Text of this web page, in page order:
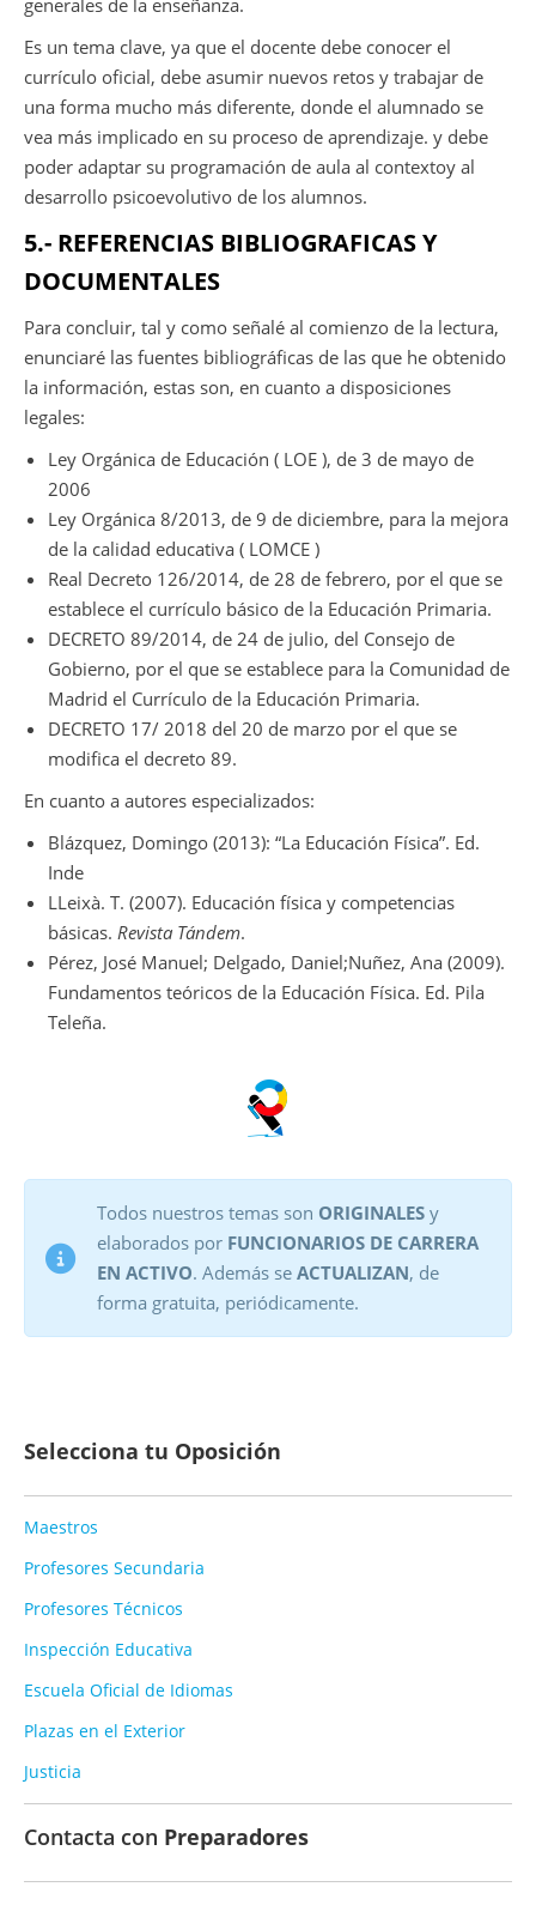
generales de la enseñanza.
Es un tema clave, ya que el docente debe conocer el
currículo oficial, debe asumir nuevos retos y trabajar de
una forma mucho más diferente, donde el alumnado se
vea más implicado en su proceso de aprendizaje. y debe
poder adaptar su programación de aula al contextoy al
desarrollo psicoevolutivo de los alumnos.
5.- REFERENCIAS BIBLIOGRAFICAS Y
DOCUMENTALES
Para concluir, tal y como señalé al comienzo de la lectura,
enunciaré las fuentes bibliográficas de las que he obtenido
la información, estas son, en cuanto a disposiciones
legales:
Ley Orgánica de Educación ( LOE ), de 3 de mayo de
2006
Ley Orgánica 8/2013, de 9 de diciembre, para la mejora
de la calidad educativa ( LOMCE )
Real Decreto 126/2014, de 28 de febrero, por el que se
establece el currículo básico de la Educación Primaria.
DECRETO 89/2014, de 24 de julio, del Consejo de
Gobierno, por el que se establece para la Comunidad de
Madrid el Currículo de la Educación Primaria.
DECRETO 17/ 2018 del 20 de marzo por el que se
modifica el decreto 89.
En cuanto a autores especializados:
Blázquez, Domingo (2013): “La Educación Física”. Ed.
Inde
LLeixà. T. (2007). Educación física y competencias
básicas. Revista Tándem.
Pérez, José Manuel; Delgado, Daniel;Nuñez, Ana (2009).
Fundamentos teóricos de la Educación Física. Ed. Pila
Teleña.
Todos nuestros temas son ORIGINALES y
elaborados por FUNCIONARIOS DE CARRERA
EN ACTIVO. Además se ACTUALIZAN, de
forma gratuita, periódicamente.
Selecciona tu Oposición
Maestros
Profesores Secundaria
Profesores Técnicos
Inspección Educativa
Escuela Oficial de Idiomas
Plazas en el Exterior
Justicia
Contacta con Preparadores